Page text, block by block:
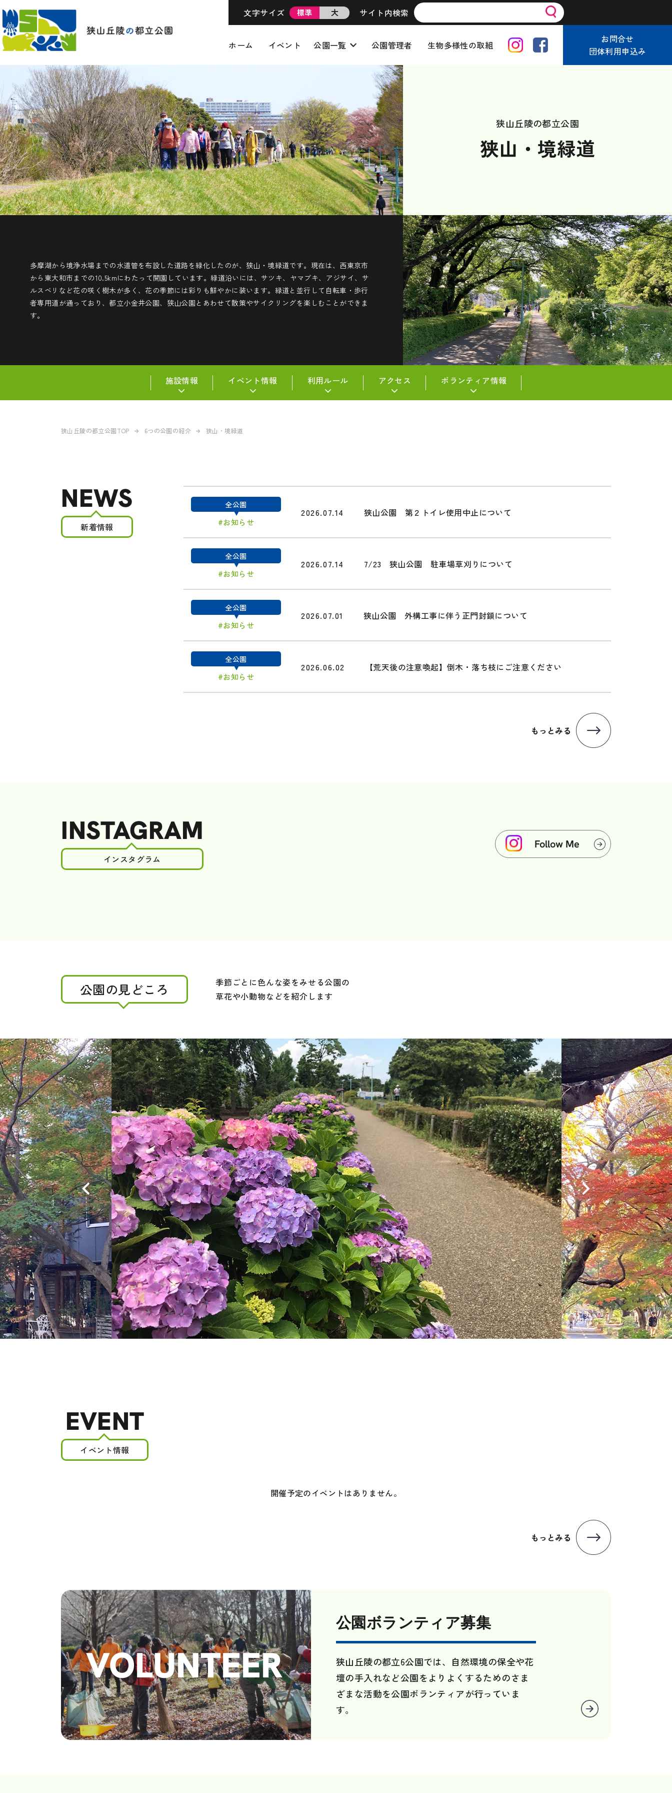
文字サイズ 標準 大 サイト内検索
ホーム イベント 公園一覧 公園管理者 生物多様性の取組
お問合せ
団体利用申込み
狭山丘陵の都立公園
狭山・境緑道
多摩湖から境浄水場までの水道管を布設した道路を緑化したのが、狭山・境緑道です。現在は、西東京市
から東大和市までの10.5kmにわたって開園しています。緑道沿いには、サツキ、ヤマブキ、アジサイ、サ
ルスベリなど花の咲く樹木が多く、花の季節には彩りも鮮やかに装います。緑道と並行して自転車・歩行
者専用道が通っており、都立小金井公園、狭山公園とあわせて散策やサイクリングを楽しむことができま
す。
施設情報 イベント情報 利用ルール アクセス ボランティア情報
狭山丘陵の都立公園TOP 6つの公園の紹介 狭山・境緑道
NEWS
新着情報
全公園
#お知らせ
2026.07.14 狭山公園 第２トイレ使用中止について
全公園
#お知らせ
2026.07.14 7/23 狭山公園 駐車場草刈りについて
全公園
#お知らせ
2026.07.01 狭山公園 外構工事に伴う正門封鎖について
全公園
#お知らせ
2026.06.02 【荒天後の注意喚起】倒木・落ち枝にご注意ください
もっとみる
INSTAGRAM
インスタグラム
Follow Me
公園の見どころ 季節ごとに色んな姿をみせる公園の
草花や小動物などを紹介します
EVENT
イベント情報
開催予定のイベントはありません。
もっとみる
VOLUNTEER
公園ボランティア募集
狭山丘陵の都立6公園では、自然環境の保全や花
壇の手入れなど公園をよりよくするためのさま
ざまな活動を公園ボランティアが行っていま
す。